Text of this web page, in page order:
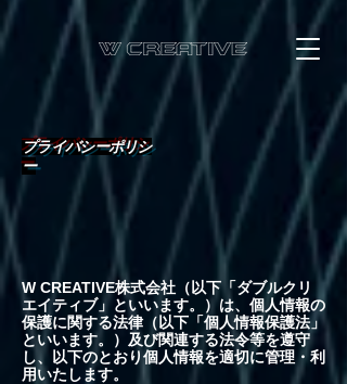
プライバシーポリシ
ー
W CREATIVE株式会社（以下「ダブルクリ
エイティブ」といいます。）は、個人情報の
保護に関する法律（以下「個人情報保護法」
といいます。）及び関連する法令等を遵守
し、以下のとおり個人情報を適切に管理・利
用いたします。​